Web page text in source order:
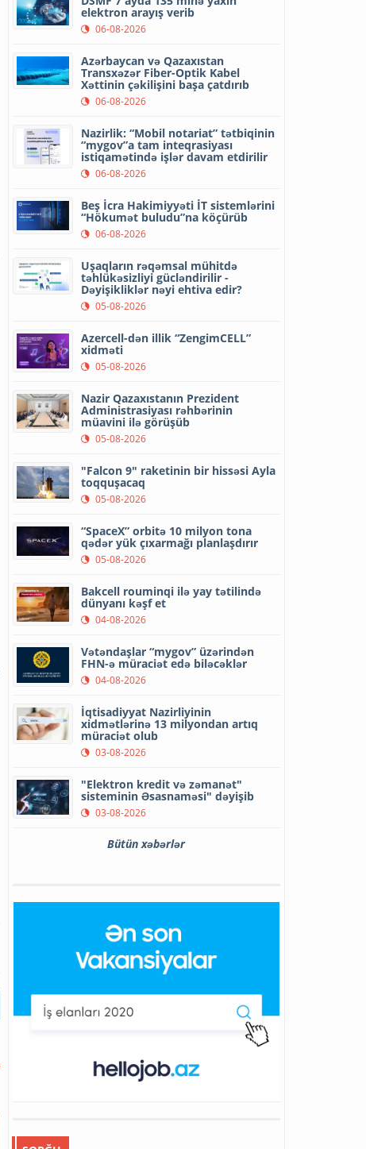
elektron arayış verib
06-08-2026
Azərbaycan və Qazaxıstan
Transxəzər Fiber-Optik Kabel
Xəttinin çəkilişini başa çatdırıb
06-08-2026
Nazirlik: “Mobil notariat” tətbiqinin
“mygov”a tam inteqrasiyası
istiqamətində işlər davam etdirilir
06-08-2026
Beş İcra Hakimiyyəti İT sistemlərini
“Hökumət buludu”na köçürüb
06-08-2026
Uşaqların rəqəmsal mühitdə
təhlükəsizliyi gücləndirilir -
Dəyişikliklər nəyi ehtiva edir?
05-08-2026
Azercell-dən illik “ZengimCELL”
xidməti
05-08-2026
Nazir Qazaxıstanın Prezident
Administrasiyası rəhbərinin
müavini ilə görüşüb
05-08-2026
"Falcon 9" raketinin bir hissəsi Ayla
toqquşacaq
05-08-2026
“SpaceX” orbitə 10 milyon tona
qədər yük çıxarmağı planlaşdırır
05-08-2026
Bakcell rouminqi ilə yay tətilində
dünyanı kəşf et
04-08-2026
Vətəndaşlar “mygov” üzərindən
FHN-ə müraciət edə biləcəklər
04-08-2026
İqtisadiyyat Nazirliyinin
xidmətlərinə 13 milyondan artıq
müraciət olub
03-08-2026
"Elektron kredit və zəmanət"
sisteminin Əsasnaməsi" dəyişib
03-08-2026
Bütün xəbərlər